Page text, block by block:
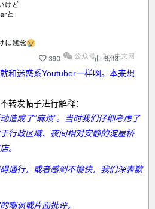
和迷惑系Youtuber一样啊。本来想
转发帖子进行解释：
造成了“麻烦”。当时我们仔细考虑了
行政区域、夜间相对安静的淀屋桥
。
通行，或者感到不愉快，我们深表歉
嘲讽或片面批评。